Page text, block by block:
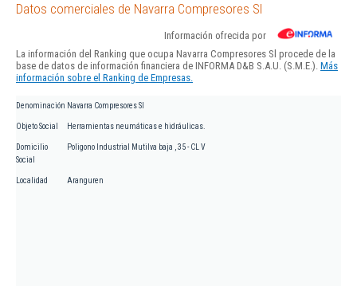
Datos comerciales de Navarra Compresores Sl
Información ofrecida por
La información del Ranking que ocupa Navarra Compresores Sl procede de la
base de datos de información financiera de INFORMA D&B S.A.U. (S.M.E.). Más
información sobre el Ranking de Empresas.
Denominación Navarra Compresores Sl
Objeto Social Herramientas neumáticas e hidráulicas.
Domicilio
Social
Poligono Industrial Mutilva baja , 35 - CL V
Localidad Aranguren